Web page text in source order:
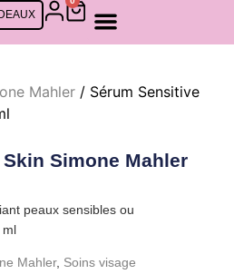
Mahler/ Sérum Sensitive
Simone Mahler
peaux sensibles ou
ml
Mahler, Soins visage